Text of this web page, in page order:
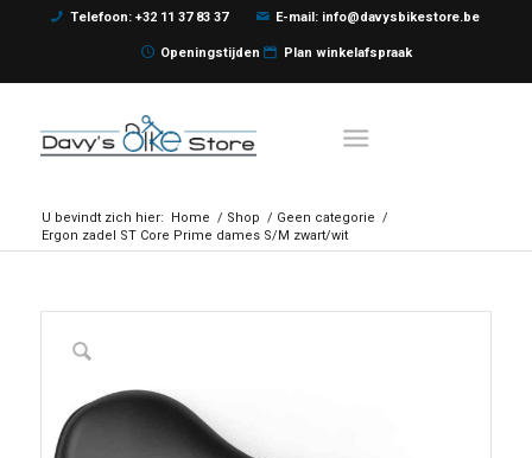
Telefoon: +32 11 37 83 37 E-mail: info@davysbikestore.be
Openingstijden Plan winkelafspraak
U bevindt zich hier: Home / Shop / Geen categorie /
Ergon zadel ST Core Prime dames S/M zwart/wit